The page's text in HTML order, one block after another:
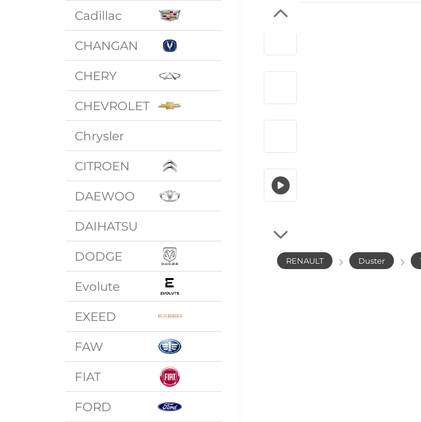
Cadillac
CHANGAN
CHERY
CHEVROLET
Chrysler
CITROEN
DAEWOO
DAIHATSU
DODGE
Evolute
EXEED
FAW
FIAT
FORD
RENAULT Duster